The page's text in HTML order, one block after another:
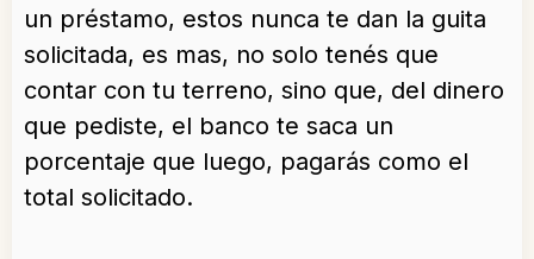
un préstamo, estos nunca te dan la guita
solicitada, es mas, no solo tenés que
contar con tu terreno, sino que, del dinero
que pediste, el banco te saca un
porcentaje que luego, pagarás como el
total solicitado.